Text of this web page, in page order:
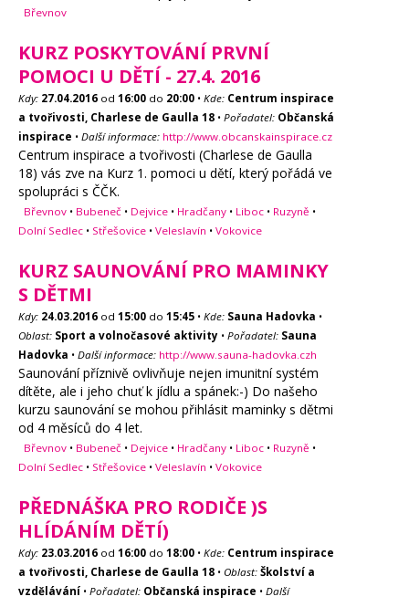
Břevnov
KURZ POSKYTOVÁNÍ PRVNÍ
POMOCI U DĚTÍ - 27.4. 2016
Kdy: 27.04.2016 od 16:00 do 20:00 • Kde: Centrum inspirace
a tvořivosti, Charlese de Gaulla 18 • Pořadatel: Občanská
inspirace • Další informace: http://www.obcanskainspirace.cz
Centrum inspirace a tvořivosti (Charlese de Gaulla
18) vás zve na Kurz 1. pomoci u dětí, který pořádá ve
spolupráci s ČČK.
Břevnov • Bubeneč • Dejvice • Hradčany • Liboc • Ruzyně •
Dolní Sedlec • Střešovice • Veleslavín • Vokovice
KURZ SAUNOVÁNÍ PRO MAMINKY
S DĚTMI
Kdy: 24.03.2016 od 15:00 do 15:45 • Kde: Sauna Hadovka •
Oblast: Sport a volnočasové aktivity • Pořadatel: Sauna
Hadovka • Další informace: http://www.sauna-hadovka.czh
Saunování příznivě ovlivňuje nejen imunitní systém
dítěte, ale i jeho chuť k jídlu a spánek:-) Do našeho
kurzu saunování se mohou přihlásit maminky s dětmi
od 4 měsíců do 4 let.
Břevnov • Bubeneč • Dejvice • Hradčany • Liboc • Ruzyně •
Dolní Sedlec • Střešovice • Veleslavín • Vokovice
PŘEDNÁŠKA PRO RODIČE )S
HLÍDÁNÍM DĚTÍ)
Kdy: 23.03.2016 od 16:00 do 18:00 • Kde: Centrum inspirace
a tvořivosti, Charlese de Gaulla 18 • Oblast: Školství a
vzdělávání • Pořadatel: Občanská inspirace • Další